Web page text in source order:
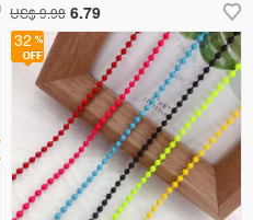
US$ 9.98 6.79
32